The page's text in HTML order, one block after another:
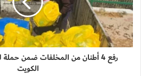
رفع 4 أطنان من المخلفات ضمن
الكويت